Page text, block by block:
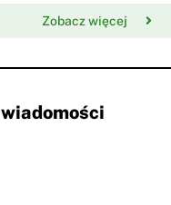
Zobacz więcej